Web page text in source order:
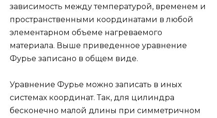
зависимость между температурой, временем и
пространственными координатами в любой
элементарном объеме нагреваемого
материала. Выше приведенное уравнение
Фурье записано в общем виде.
Уравнение Фурье можно записать в иных
системах координат. Так, для цилиндра
бесконечно малой длины при симметричном